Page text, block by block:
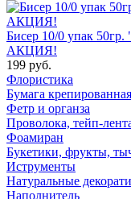
Бисер 10/0 упак
АКЦИЯ!
199 руб.
Флористика
Бумага
Фетр и органза
Проволока, тейп-
Фоамиран
Букетики, фрукты,
Иструменты
Натуральные
Наполнитель